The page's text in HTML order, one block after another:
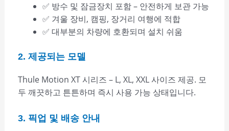
✅ 방수 및 잠금장치 포함 – 안전하게 보관 가능
✅ 겨울 장비, 캠핑, 장거리 여행에 적합
✅ 대부분의 차량에 호환되며 설치 쉬움
2. 제공되는 모델
Thule Motion XT 시리즈 – L, XL, XXL 사이즈 제공. 모
두 깨끗하고 튼튼하며 즉시 사용 가능 상태입니다.
3. 픽업 및 배송 안내